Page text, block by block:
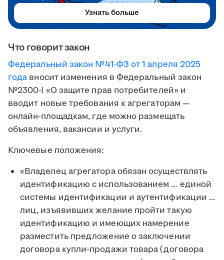
Что говорит закон
Федеральный закон №41-ФЗ от 1 апреля 2025
года вносит изменения в Федеральный закон
№2300-I «О защите прав потребителей» и
вводит новые требования к агрегаторам —
онлайн-площадкам, где можно размещать
объявления, вакансии и услуги.
Ключевые положения:
«Владелец агрегатора обязан осуществлять
идентификацию с использованием … единой
системы идентификации и аутентификации …
лиц, изъявивших желание пройти такую
идентификацию и имеющих намерение
разместить предложение о заключении
договора купли‑продажи товара (договора
Узнать больше